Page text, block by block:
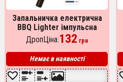
Запальничка електрична
BBQ Lighter імпульсна
плазмова вітрозахисна USB
запальничка для газової
плити
ДропЦіна:132 грн
Немає в наявності